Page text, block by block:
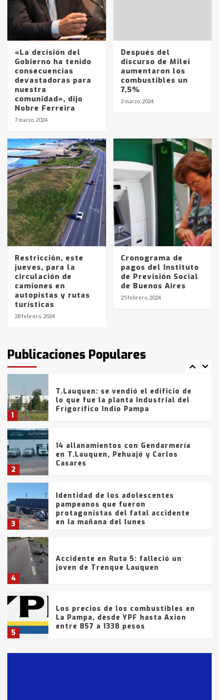
«La decisión del
Gobierno ha tenido
consecuencias
devastadoras para
nuestra
comunidad», dijo
Nobre Ferreira
7 marzo, 2024
Después del
discurso de Milei
aumentaron los
combustibles un
7,5%
2 marzo, 2024
Restricción, este
jueves, para la
circulación de
camiones en
autopistas y rutas
turísticas
28 febrero, 2024
Cronograma de
pagos del Instituto
de Previsión Social
de Buenos Aires
25 febrero, 2024
Publicaciones Populares
3
en la mañana del lunes
4
Accidente en Ruta 5: falleció un
joven de Trenque Lauquen
Los precios de los combustibles en
La Pampa, desde YPF hasta Axion
entre 857 a 1338 pesos
6
La Bolsa de Cereales de Bahía
Blanca anticipa que Agosto vendrá
con lluvias y heladas, en gran parte
fueron detenidos por
comercialización de drogas en la
tarde del sábado
1
T.Lauquen: se vendió el edificio de
lo que fue la planta Industrial del
Frígorífico Indio Pampa
2
14 allanamientos con Gendarmería
en T.Lauquen, Pehuajó y Carlos
Casares
3
Identidad de los adolescentes
pampeanos que fueron
protagonistas del fatal accidente
en la mañana del lunes
4
Accidente en Ruta 5: falleció un
joven de Trenque Lauquen
5
Los precios de los combustibles en
La Pampa, desde YPF hasta Axion
entre 857 a 1338 pesos